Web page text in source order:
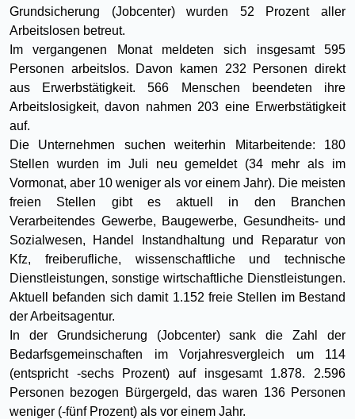
Grundsicherung (Jobcenter) wurden 52 Prozent aller
Arbeitslosen betreut.
Im vergangenen Monat meldeten sich insgesamt 595
Personen arbeitslos. Davon kamen 232 Personen direkt
aus Erwerbstätigkeit. 566 Menschen beendeten ihre
Arbeitslosigkeit, davon nahmen 203 eine Erwerbstätigkeit
auf.
Die Unternehmen suchen weiterhin Mitarbeitende: 180
Stellen wurden im Juli neu gemeldet (34 mehr als im
Vormonat, aber 10 weniger als vor einem Jahr). Die meisten
freien Stellen gibt es aktuell in den Branchen
Verarbeitendes Gewerbe, Baugewerbe, Gesundheits- und
Sozialwesen, Handel Instandhaltung und Reparatur von
Kfz, freiberufliche, wissenschaftliche und technische
Dienstleistungen, sonstige wirtschaftliche Dienstleistungen.
Aktuell befanden sich damit 1.152 freie Stellen im Bestand
der Arbeitsagentur.
In der Grundsicherung (Jobcenter) sank die Zahl der
Bedarfsgemeinschaften im Vorjahresvergleich um 114
(entspricht -sechs Prozent) auf insgesamt 1.878. 2.596
Personen bezogen Bürgergeld, das waren 136 Personen
weniger (-fünf Prozent) als vor einem Jahr.